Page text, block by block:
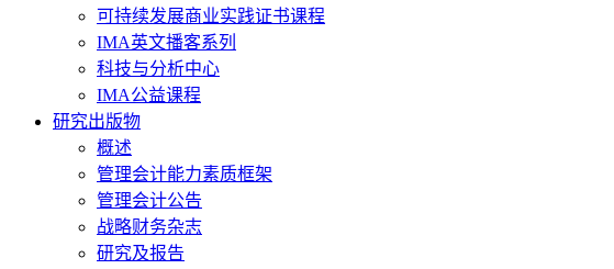
可持续发展商业实践证书课程
IMA英文播客系列
科技与分析中心
IMA公益课程
研究出版物
概述
管理会计能力素质框架
管理会计公告
战略财务杂志
研究及报告